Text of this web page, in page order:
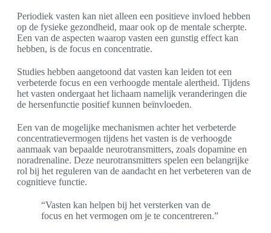
Periodiek vasten kan niet alleen een positieve invloed hebben
op de fysieke gezondheid, maar ook op de mentale scherpte.
Een van de aspecten waarop vasten een gunstig effect kan
hebben, is de focus en concentratie.
Studies hebben aangetoond dat vasten kan leiden tot een
verbeterde focus en een verhoogde mentale alertheid. Tijdens
het vasten ondergaat het lichaam namelijk veranderingen die
de hersenfunctie positief kunnen beïnvloeden.
Een van de mogelijke mechanismen achter het verbeterde
concentratievermogen tijdens het vasten is de verhoogde
aanmaak van bepaalde neurotransmitters, zoals dopamine en
noradrenaline. Deze neurotransmitters spelen een belangrijke
rol bij het reguleren van de aandacht en het verbeteren van de
cognitieve functie.
“Vasten kan helpen bij het versterken van de
focus en het vermogen om je te concentreren.”